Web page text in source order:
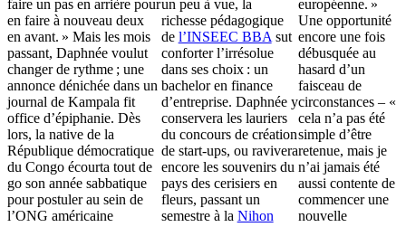
faire un pas en arrière pour
en faire à nouveau deux
en avant. » Mais les mois
passant, Daphnée voulut
changer de rythme ; une
annonce dénichée dans un
journal de Kampala fit
office d’épiphanie. Dès
lors, la native de la
République démocratique
du Congo écourta tout de
go son année sabbatique
pour postuler au sein de
l’ONG américaine
un peu à vue, la
richesse pédagogique
de l’INSEEC BBA sut
conforter l’irrésolue
dans ses choix : un
bachelor en finance
d’entreprise. Daphnée y
conservera les lauriers
du concours de création
de start-ups, ou ravivera
encore les souvenirs du
pays des cerisiers en
fleurs, passant un
semestre à la Nihon
européenne. »
Une opportunité
encore une fois
débusquée au
hasard d’un
faisceau de
circonstances – «
cela n’a pas été
simple d’être
retenue, mais je
n’ai jamais été
aussi contente de
commencer une
nouvelle